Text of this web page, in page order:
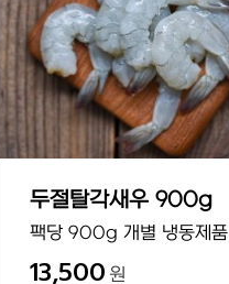
두절탈각새우 900g
팩당 900g 개별 냉동제품
13,500 원